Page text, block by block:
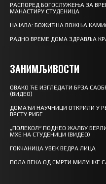
РАСПОРЕД БОГОСЛУЖЕЊА ЗА
МАНАСТИРУ СТУДЕНИЦА
НАЈАВА: БОЖИЋНА ВОЖЊА
РАДНО ВРЕМЕ ДОМА ЗДРАВЉА
ЗАНИМЉИВОСТИ
ОВАКО ЋЕ ИЗГЛЕДАТИ БРЗА
(ВИДЕО)
ДОМАЋИ НАУЧНИЦИ ОТКРИЛИ У
ВРСТУ РИБЕ
„ПОЛЕКОЛ“ ПОДНЕО ЖАЛБУ
МХЕ НА СТУДЕНИЦИ (ВИДЕО)
ГОКЧАНИЦА УВЕК ВЕДРА ЛИЦА
ПОЛА ВЕКА ОД СМРТИ МИЛУНКЕ